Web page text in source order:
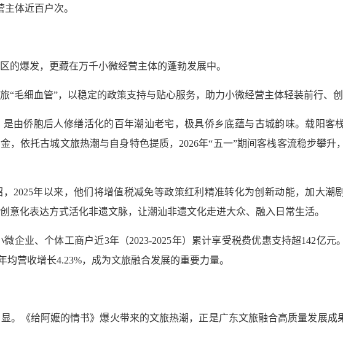
体近百户次。
的爆发，更藏在万千小微经营主体的蓬勃发展中。
“毛细血管”，以稳定的政策支持与贴心服务，助力小微经营主体轻装前行、创
由侨胞后人修缮活化的百年潮汕老宅，极具侨乡底蕴与古城韵味。载阳客
，依托古城文旅热潮与自身特色提质，2026年“五一”期间客栈客流稳步攀升
2025年以来，他们将增值税减免等政策红利精准转化为创新动能，加大潮
意化表达方式活化非遗文脉，让潮汕非遗文化走进大众、融入日常生活。
企业、个体工商户近3年（2023-2025年）累计享受税费优惠支持超142亿
营收增长4.23%，成为文旅融合发展的重要力量。
。《给阿嬷的情书》爆火带来的文旅热潮，正是广东文旅融合高质量发展成